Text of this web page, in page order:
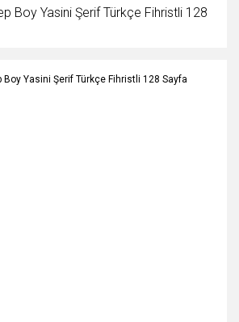
Boy Yasini Şerif Türkçe Fihristli 128